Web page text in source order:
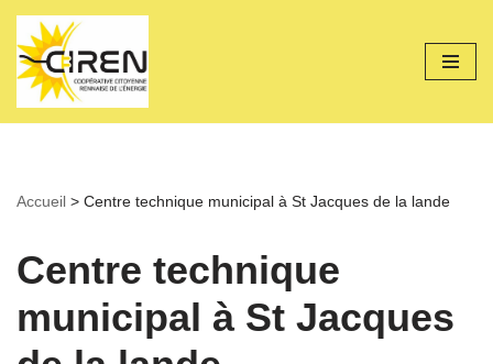
Aller
au
contenu
Accueil > Centre technique municipal à St Jacques de la lande
Centre technique
municipal à St Jacques